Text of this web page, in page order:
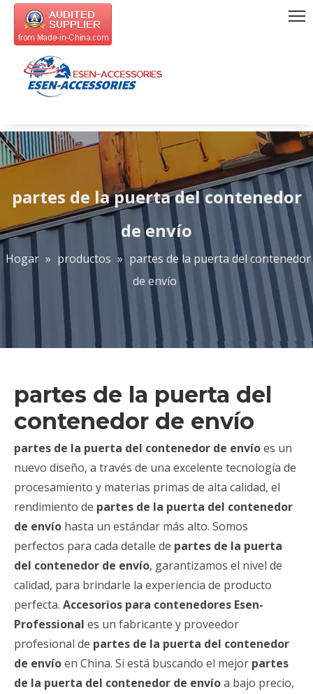
partes de la puerta del contenedor
de envío
Hogar » productos » partes de la puerta del contenedor
de envío
partes de la puerta del
contenedor de envío
partes de la puerta del contenedor de envíoes un
nuevo diseño, a través de una excelente tecnología de
procesamiento y materias primas de alta calidad, el
rendimiento de partes de la puerta del contenedor
de envío hasta un estándar más alto. Somos
perfectos para cada detalle de partes de la puerta
del contenedor de envío, garantizamos el nivel de
calidad, para brindarle la experiencia de producto
perfecta. Accesorios para contenedores Esen-
Professional es un fabricante y proveedor
profesional de partes de la puerta del contenedor
de envíoen China. Si está buscando el mejor partes
de la puerta del contenedor de envíoa bajo precio,